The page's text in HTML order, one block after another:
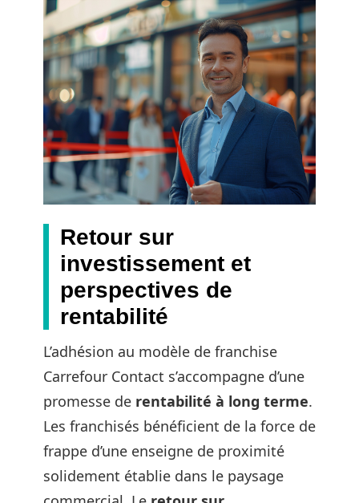
Retour sur
investissement et
perspectives de
rentabilité
L’adhésion au modèle de franchise
Carrefour Contact s’accompagne d’une
promesse de rentabilité à long terme.
Les franchisés bénéficient de la force de
frappe d’une enseigne de proximité
solidement établie dans le paysage